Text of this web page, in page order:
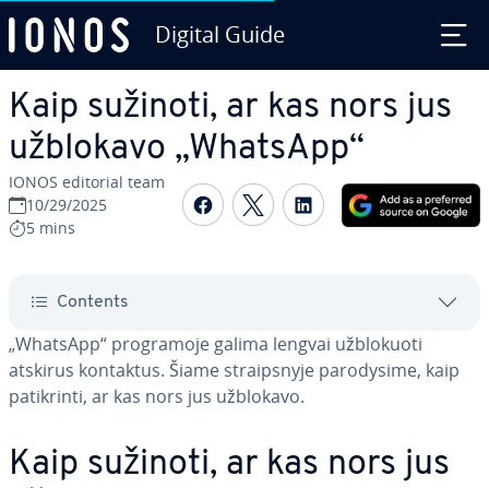
Digital Guide
Kaip sužinoti, ar kas nors jus
užblokavo „WhatsApp“
IONOS editorial team
10/29/2025
5 mins
Share on Facebook
Share on Twitter
Share on
Contents
„WhatsApp“ prog­ra­mo­je galima lengvai už­blo­kuo­ti
atskirus kontaktus. Šiame straips­ny­je pa­ro­dy­si­me, kaip
pa­tik­rin­ti, ar kas nors jus užblokavo.
Kaip sužinoti, ar kas nors jus